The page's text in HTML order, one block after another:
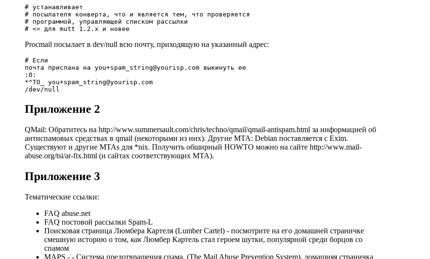
# устанавливает
# посылателя конверта, что и является тем, что проверяется
# программой, управляющей списком рассылки
Procmail посылает в dev/null всю почту, приходящую на указанный адрес:
# Если
почта прислана на you+spam_string@yourisp.com выкинуть ее
:0:
*^TO_ you+spam_string@yourisp.com
Приложение 2
QMail: Обратитесь на http://www.summersault.com/chris/techno/qmail/qmail-antispam.html за информацией об
антиспамовых средствах в qmail (некоторыми из них). Другие MTA: Debian поставляется с Exim.
Существуют и другие MTAs для *nix. Получить обширный HOWTO можно на сайте http://www.mail-
abuse.org/tsi/ar-fix.html (и сайтах соответствующих MTA).
Приложение 3
Тематические ссылки:
FAQ abuse.net
FAQ постовой рассылки Spam-L
Поисковая страница Люмбера Картеля (Lumber Cartel)- посмотрите на его домашней страничке
смешную историю о том, какЛюмбер Картель стал героем шутки, популярной среди борцов со
спамом
MAPS - - Система предотвращения спама. (The Mail Abuse Prevention System), домашняя страничка